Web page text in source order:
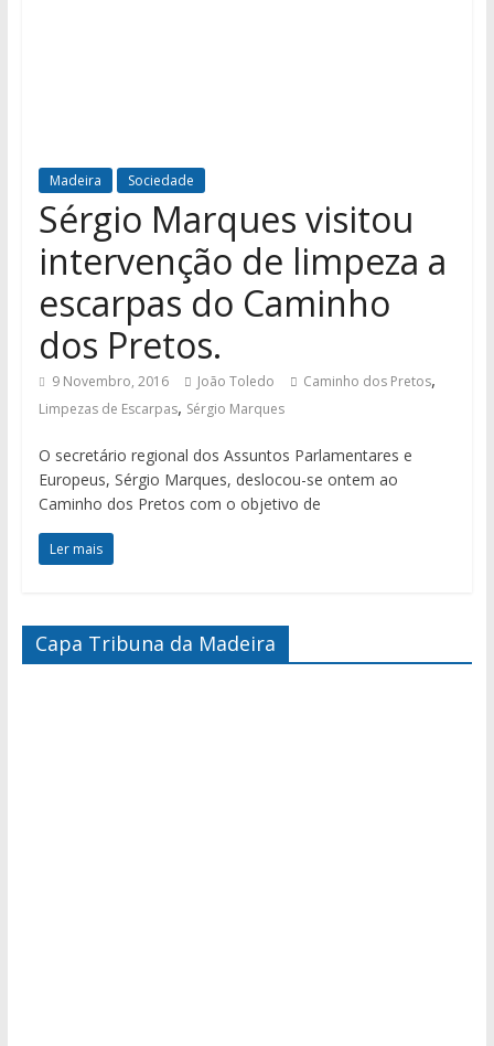
Madeira Sociedade
Sérgio Marques visitou
intervenção de limpeza a
escarpas do Caminho
dos Pretos.
9 Novembro, 2016 João Toledo Caminho dos Pretos,
Limpezas de Escarpas, Sérgio Marques
O secretário regional dos Assuntos Parlamentares e
Europeus, Sérgio Marques, deslocou-se ontem ao
Caminho dos Pretos com o objetivo de
Ler mais
Capa Tribuna da Madeira